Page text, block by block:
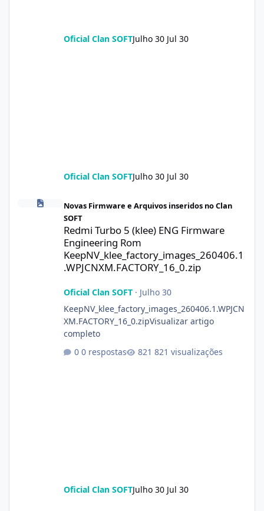
Oficial Clan SOFTJulho 30 Jul 30
Oficial Clan SOFTJulho 30 Jul 30
Redmi Turbo 5 (klee) ENG Firmware Engineering Rom
Novas Firmware e Arquivos inseridos no Clan
SOFT
Redmi Turbo 5 (klee) ENG Firmware
Engineering Rom
KeepNV_klee_factory_images_260406.1
.WPJCNXM.FACTORY_16_0.zip
Oficial Clan SOFT· Julho 30
KeepNV_klee_factory_images_260406.1.WPJCN
XM.FACTORY_16_0.zipVisualizar artigo
completo
0 respostas
821 visualizações
Oficial Clan SOFTJulho 30 Jul 30